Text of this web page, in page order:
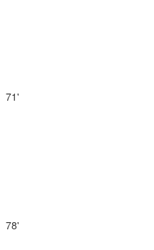
71'
78'